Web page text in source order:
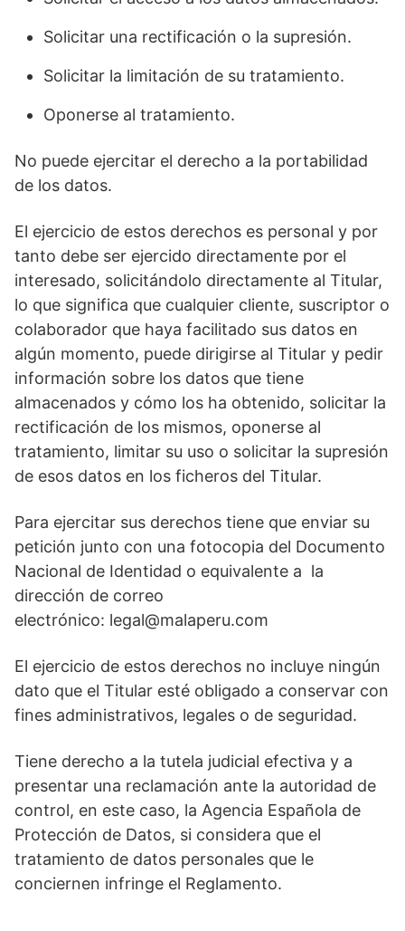
Solicitar una rectificación o la supresión.
Solicitar la limitación de su tratamiento.
Oponerse al tratamiento.
No puede ejercitar el derecho a la portabilidad
de los datos.
El ejercicio de estos derechos es personal y por
tanto debe ser ejercido directamente por el
interesado, solicitándolo directamente al Titular,
lo que significa que cualquier cliente, suscriptor o
colaborador que haya facilitado sus datos en
algún momento, puede dirigirse al Titular y pedir
información sobre los datos que tiene
almacenados y cómo los ha obtenido, solicitar la
rectificación de los mismos, oponerse al
tratamiento, limitar su uso o solicitar la supresión
de esos datos en los ficheros del Titular.
Para ejercitar sus derechos tiene que enviar su
petición junto con una fotocopia del Documento
Nacional de Identidad o equivalente a la
dirección de correo
electrónico: legal@malaperu.com
El ejercicio de estos derechos no incluye ningún
dato que el Titular esté obligado a conservar con
fines administrativos, legales o de seguridad.
Tiene derecho a la tutela judicial efectiva y a
presentar una reclamación ante la autoridad de
control, en este caso, la Agencia Española de
Protección de Datos, si considera que el
tratamiento de datos personales que le
conciernen infringe el Reglamento.